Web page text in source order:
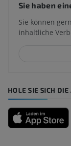
Sie haben
Sie können
inhaltliche
HOLE SIE SICH DIE